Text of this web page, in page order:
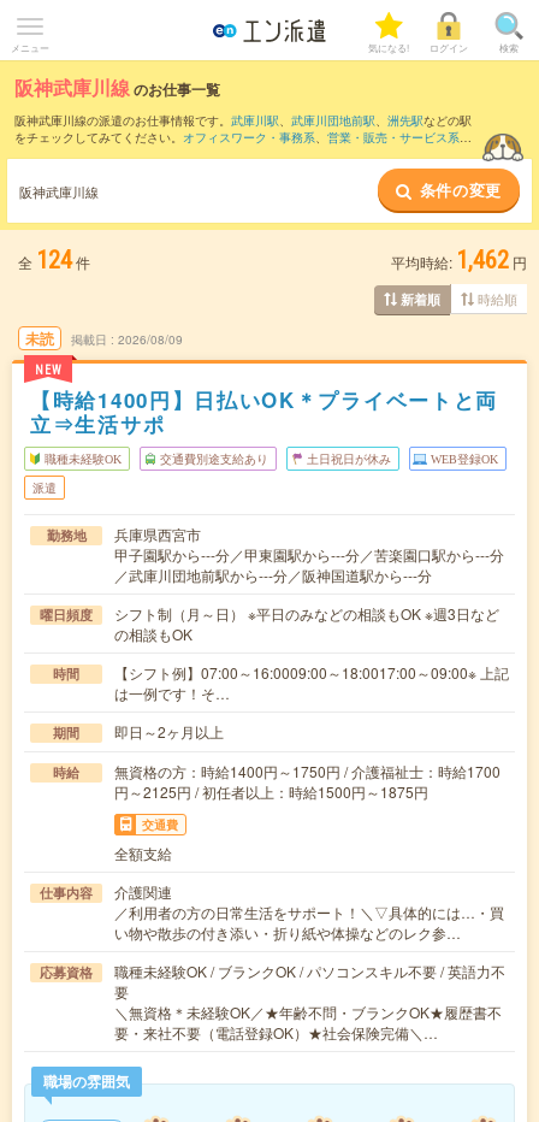
メニュー 気になる! ログイン 検索
阪神武庫川線のお仕事一覧
阪神武庫川線の派遣のお仕事情報です。 武庫川駅、 武庫川団地前駅、 洲先駅などの駅
をチェックしてみてください。 オフィスワーク・事務系、 営業・販売・サービス系、
阪神武庫川線 条件の変更
全 124件 平均時給: 1,462 円
新着順 時給順
未読
NEW
掲載日 2026/08/09
【時給1400円】日払いOK＊プライベートと両
立⇒生活サポ
職種未経験OK 交通費別途支給あり 土日祝日が休み WEB登録OK
派遣
勤務地
兵庫県西宮市
甲子園駅から---分／甲東園駅から---分／苦楽園口駅から---分
／武庫川団地前駅から---分／阪神国道駅から---分
曜日頻度
シフト制（月～日） ※平日のみなどの相談もOK ※週3日など
の相談もOK
時間
【シフト例】07:00～16:0009:00～18:0017:00～09:00※ 上記
は一例です！そ…
期間 即日～2ヶ月以上
時給
無資格の方：時給1400円～1750円 / 介護福祉士：時給1700
円～2125円 / 初任者以上：時給1500円～1875円
交通費
全額支給
仕事内容
介護関連
／利用者の方の日常生活をサポート！＼▽具体的には…・買
い物や散歩の付き添い・折り紙や体操などのレク参…
応募資格
職種未経験OK / ブランクOK / パソコンスキル不要 / 英語力不
要
＼無資格＊未経験OK／★年齢不問・ブランクOK★履歴書不
要・来社不要（電話登録OK）★社会保険完備＼…
職場の雰囲気